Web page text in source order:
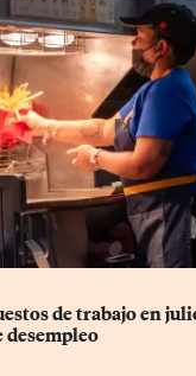
de trabajo en
desempleo